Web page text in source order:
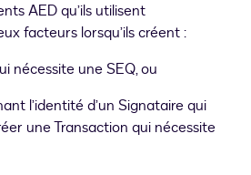
AED qu’ils utilisent
facteurs lorsqu’ils créent :
nécessite une SEQ, ou
l’identité d’un Signataire qui
une Transaction qui nécessite